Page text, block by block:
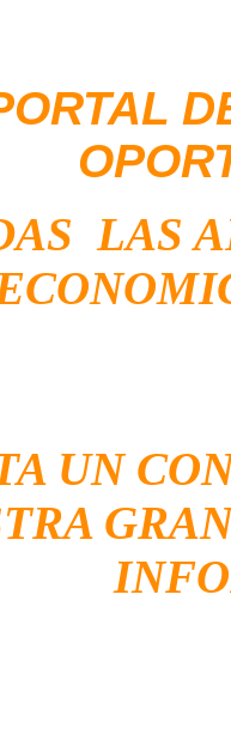
LAS
UN